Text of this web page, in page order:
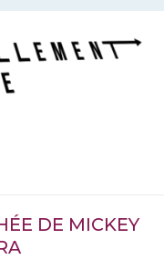
DE MICKEY